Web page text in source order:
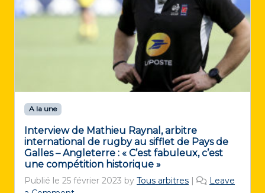
A la une
Interview de Mathieu Raynal, arbitre
international de rugby au sifflet de Pays de
Galles – Angleterre : « C’est fabuleux, c’est
une compétition historique »
Publié le 25 février 2023 by Tous arbitres
Leave